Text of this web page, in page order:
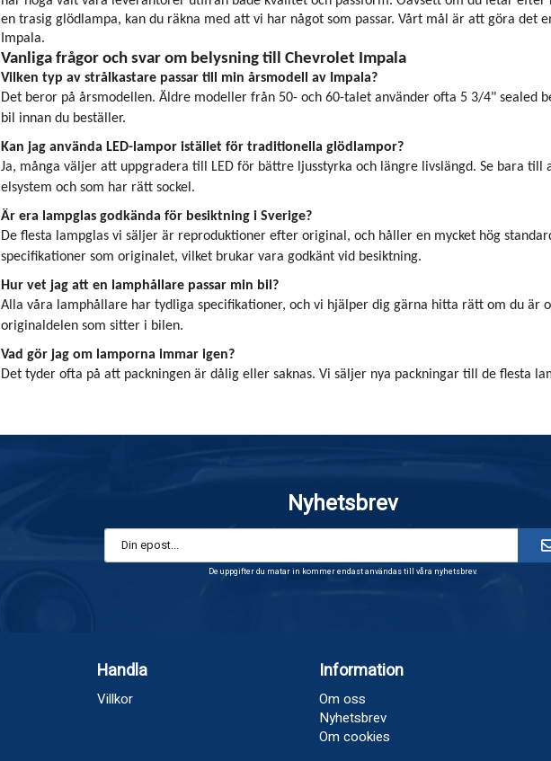
en trasig glödlampa, kan du räkna med att vi har något som passar. Vårt mål är att göra
Impala.
Vanliga frågor och svar om belysning till Chevrolet Impala
Vilken typ av strålkastare passar till min årsmodell av Impala?
Det beror på årsmodellen. Äldre modeller från 50- och 60-talet använder ofta 5 3/4" sealed
bil innan du beställer.
Kan jag använda LED-lampor istället för traditionella glödlampor?
Ja, många väljer att uppgradera till LED för bättre ljusstyrka och längre livslängd. Se bara
elsystem och som har rätt sockel.
Är era lampglas godkända för besiktning i Sverige?
De flesta lampglas vi säljer är reproduktioner efter original, och håller en mycket hög
specifikationer som originalet, vilket brukar vara godkänt vid besiktning.
Hur vet jag att en lamphållare passar min bil?
Alla våra lamphållare har tydliga specifikationer, och vi hjälper dig gärna hitta rätt om du är
originaldelen som sitter i bilen.
Vad gör jag om lamporna immar igen?
Det tyder ofta på att packningen är dålig eller saknas. Vi säljer nya packningar till de flesta
Nyhetsbrev
De uppgifter du matar in kommer endast användas till våra nyhetsbrev.
Handla
Villkor
Information
Om oss
Nyhetsbrev
Om cookies